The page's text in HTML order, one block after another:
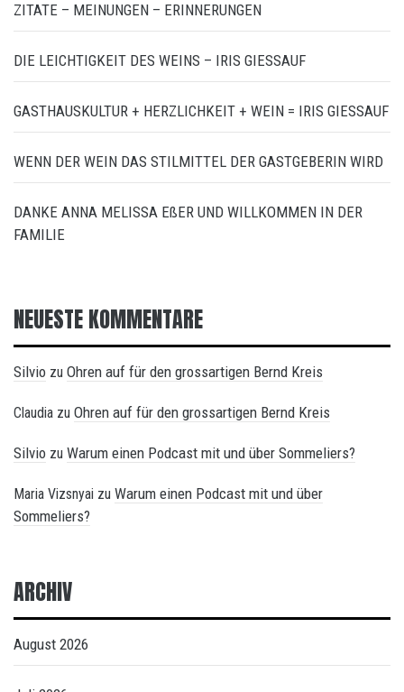
ZITATE – MEINUNGEN – ERINNERUNGEN
DIE LEICHTIGKEIT DES WEINS – IRIS GIESSAUF
GASTHAUSKULTUR + HERZLICHKEIT + WEIN = IRIS GIESSAUF
WENN DER WEIN DAS STILMITTEL DER GASTGEBERIN WIRD
DANKE ANNA MELISSA EßER UND WILLKOMMEN IN DER
FAMILIE
NEUESTE KOMMENTARE
Silvio zu Ohren auf für den grossartigen Bernd Kreis
Claudia zu Ohren auf für den grossartigen Bernd Kreis
Silvio zu Warum einen Podcast mit und über Sommeliers?
Maria Vizsnyai zu Warum einen Podcast mit und über
Sommeliers?
ARCHIV
August 2026